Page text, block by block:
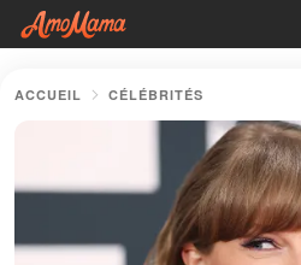
ACCUEIL CÉLÉBRITÉS